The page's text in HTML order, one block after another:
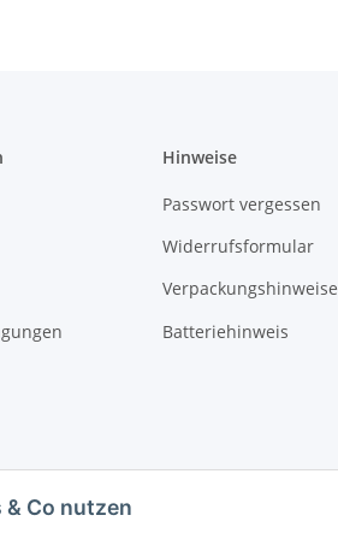
Co nutzen
Hinweise
Passwort vergessen
Widerrufsformular
Verpackungshinweise
Batteriehinweis